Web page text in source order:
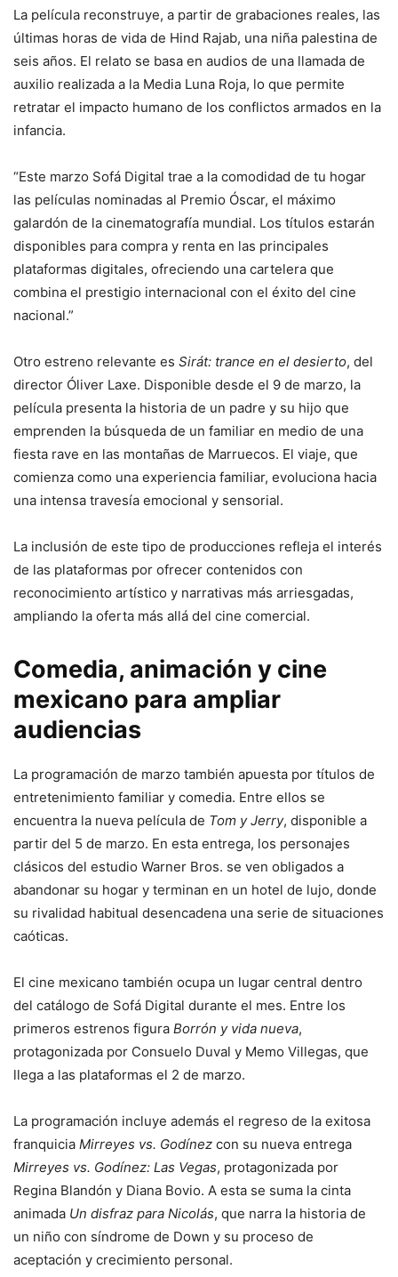
La película reconstruye, a partir de grabaciones reales, las
últimas horas de vida de Hind Rajab, una niña palestina de
seis años. El relato se basa en audios de una llamada de
auxilio realizada a la Media Luna Roja, lo que permite
retratar el impacto humano de los conflictos armados en la
infancia.
“Este marzo Sofá Digital trae a la comodidad de tu hogar
las películas nominadas al Premio Óscar, el máximo
galardón de la cinematografía mundial. Los títulos estarán
disponibles para compra y renta en las principales
plataformas digitales, ofreciendo una cartelera que
combina el prestigio internacional con el éxito del cine
nacional.”
Otro estreno relevante es Sirát: trance en el desierto, del
director Óliver Laxe. Disponible desde el 9 de marzo, la
película presenta la historia de un padre y su hijo que
emprenden la búsqueda de un familiar en medio de una
fiesta rave en las montañas de Marruecos. El viaje, que
comienza como una experiencia familiar, evoluciona hacia
una intensa travesía emocional y sensorial.
La inclusión de este tipo de producciones refleja el interés
de las plataformas por ofrecer contenidos con
reconocimiento artístico y narrativas más arriesgadas,
ampliando la oferta más allá del cine comercial.
Comedia, animación y cine
mexicano para ampliar
audiencias
La programación de marzo también apuesta por títulos de
entretenimiento familiar y comedia. Entre ellos se
encuentra la nueva película de Tom y Jerry, disponible a
partir del 5 de marzo. En esta entrega, los personajes
clásicos del estudio Warner Bros. se ven obligados a
abandonar su hogar y terminan en un hotel de lujo, donde
su rivalidad habitual desencadena una serie de situaciones
caóticas.
El cine mexicano también ocupa un lugar central dentro
del catálogo de Sofá Digital durante el mes. Entre los
primeros estrenos figura Borrón y vida nueva,
protagonizada por Consuelo Duval y Memo Villegas, que
llega a las plataformas el 2 de marzo.
La programación incluye además el regreso de la exitosa
franquicia Mirreyes vs. Godínez con su nueva entrega
Mirreyes vs. Godínez: Las Vegas, protagonizada por
Regina Blandón y Diana Bovio. A esta se suma la cinta
animada Un disfraz para Nicolás, que narra la historia de
un niño con síndrome de Down y su proceso de
aceptación y crecimiento personal.